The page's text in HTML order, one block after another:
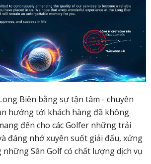
Biên bằng sự tận tâm - chuyên
hướng tới khách hàng đã không
đến cho các Golfer những trải
đáng nhớ xuyên suốt giải đấu, xứng
Sân Golf có chất lượng dịch vụ